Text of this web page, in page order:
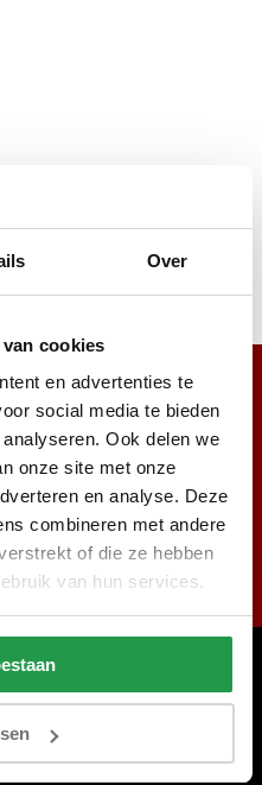
Over
cookies
en advertenties te
social media te bieden
Ook delen we
onze site met onze
en analyse. Deze
combineren met andere
of die ze hebben
van hun services.
Abonneer